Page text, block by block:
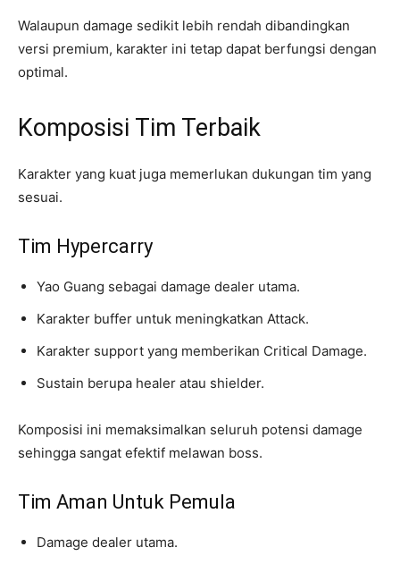
Walaupun damage sedikit lebih rendah dibandingkan
versi premium, karakter ini tetap dapat berfungsi dengan
optimal.
Komposisi Tim Terbaik
Karakter yang kuat juga memerlukan dukungan tim yang
sesuai.
Tim Hypercarry
Yao Guang sebagai damage dealer utama.
Karakter buffer untuk meningkatkan Attack.
Karakter support yang memberikan Critical Damage.
Sustain berupa healer atau shielder.
Komposisi ini memaksimalkan seluruh potensi damage
sehingga sangat efektif melawan boss.
Tim Aman Untuk Pemula
Damage dealer utama.